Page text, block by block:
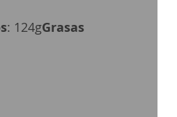
: 124gGrasas